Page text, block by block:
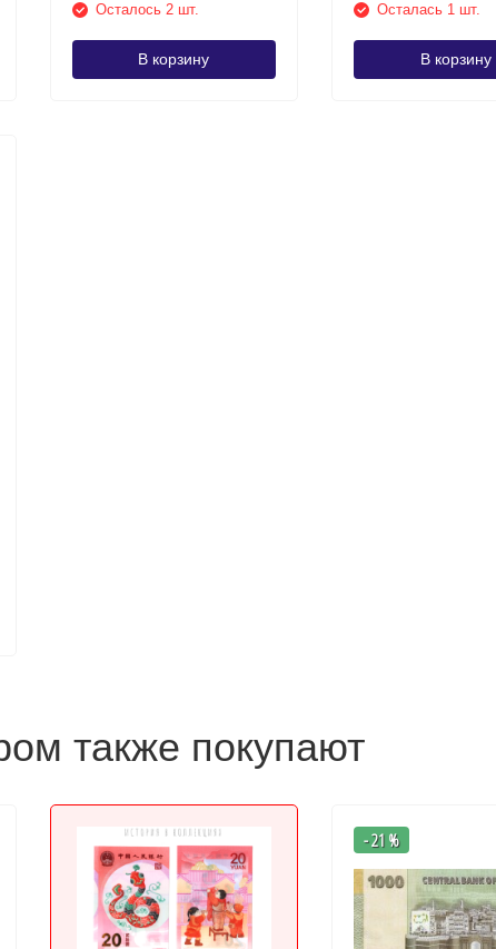
Осталось 2 шт.
В корзину
Осталась 1 шт.
В корзину
также покупают
- 21 %